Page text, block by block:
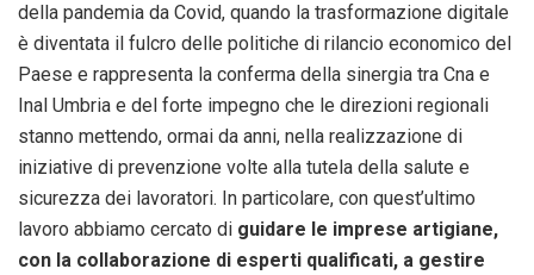
della pandemia da Covid, quando la trasformazione digitale
è diventata il fulcro delle politiche di rilancio economico del
Paese e rappresenta la conferma della sinergia tra Cna e
Inal Umbria e del forte impegno che le direzioni regionali
stanno mettendo, ormai da anni, nella realizzazione di
iniziative di prevenzione volte alla tutela della salute e
sicurezza dei lavoratori. In particolare, con quest’ultimo
lavoro abbiamo cercato di guidare le imprese artigiane,
con la collaborazione di esperti qualificati, a gestire